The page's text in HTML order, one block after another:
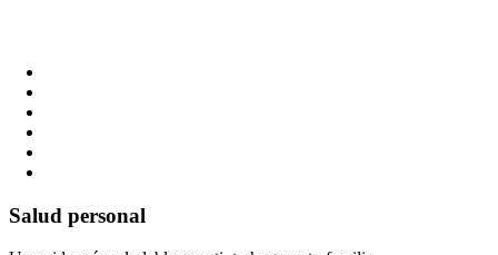
Salud personal